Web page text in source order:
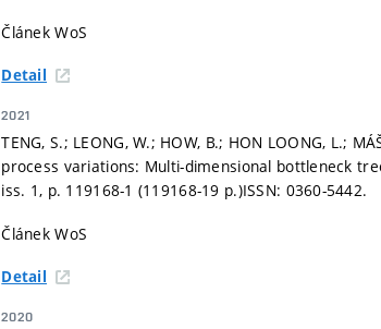
Článek WoS
Detail
2021
TENG, S.; LEONG, W.; HOW, B.; HON LOONG, L.;
process variations: Multi-dimensional bottleneck
iss. 1, p. 119168-1 (119168-19 p.)ISSN: 0360-5442.
Článek WoS
Detail
2020